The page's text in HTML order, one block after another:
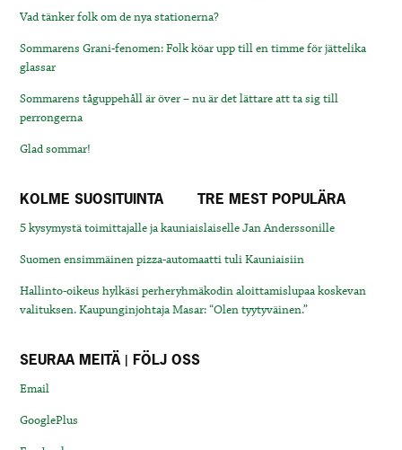
Vad tänker folk om de nya stationerna?
Sommarens Grani-fenomen: Folk köar upp till en timme för jättelika
glassar
Sommarens tåguppehåll är över – nu är det lättare att ta sig till
perrongerna
Glad sommar!
KOLME SUOSITUINTA TRE MEST POPULÄRA
5 kysymystä toimittajalle ja kauniaislaiselle Jan Anderssonille
Suomen ensimmäinen pizza-automaatti tuli Kauniaisiin
Hallinto-oikeus hylkäsi perheryhmäkodin aloittamislupaa koskevan
valituksen. Kaupunginjohtaja Masar: “Olen tyytyväinen.”
SEURAA MEITÄ | FÖLJ OSS
Email
GooglePlus